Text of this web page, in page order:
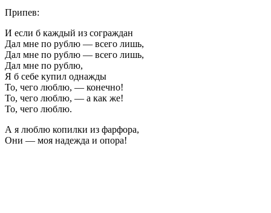
Припев:
И если б каждый из сограждан
Дал мне по рублю — всего лишь,
Дал мне по рублю — всего лишь,
Дал мне по рублю,
Я б себе купил однажды
То, чего люблю, — конечно!
То, чего люблю, — а как же!
То, чего люблю.
А я люблю копилки из фарфора,
Они — моя надежда и опора!